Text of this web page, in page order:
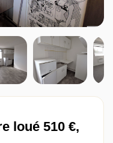
loué 510 €,